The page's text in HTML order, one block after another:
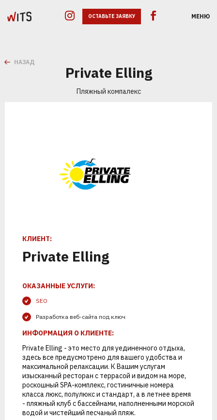
ОСТАВЬТЕ ЗАЯВКУ МЕНЮ
ПОЗВОНИМ
ПРОВЕДЕМ
1 2
НАЗАД
Private Elling
Пляжный компалекс
КЛИЕНТ:
Private Elling
ОКАЗАННЫЕ УСЛУГИ:
SEO
Разработка веб-сайта под ключ
ИНФОРМАЦИЯ О КЛИЕНТЕ:
Private Elling - это место для уединенного отдыха,
здесь все предусмотрено для вашего удобства и
максимальной релаксации. К Вашим услугам
изысканный ресторан с террасой и видом на море,
роскошный SPA-комплекс, гостиничные номера
класса люкс, полулюкс и стандарт, а в летнее время
- пляжный клуб с бассейнами, наполненными морской
водой и чистейший песчаный пляж.